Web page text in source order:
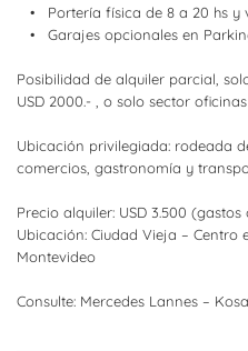
• Portería física de 8 a 20 hs y
• Garajes opcionales en
Posibilidad de alquiler parcial,
USD 2000.- , o solo sector
Ubicación privilegiada: rodeada
comercios, gastronomía y
Precio alquiler: USD 3.500
Ubicación: Ciudad Vieja – Centro
Montevideo
Consulte: Mercedes Lannes –